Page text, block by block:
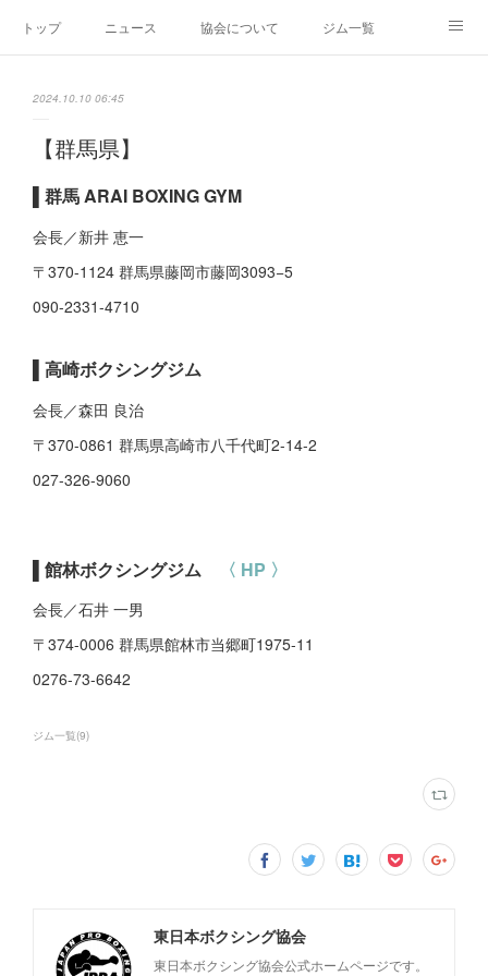
トップ ニュース 協会について ジム一覧
2024.10.10 06:45
【群馬県】
群馬 ARAI BOXING GYM
会長／新井 恵一
〒370-1124 群馬県藤岡市藤岡3093−5
090-2331-4710
▌高崎ボクシングジム
会長／森田 良治
〒370-0861 群馬県高崎市八千代町2-14-2
027-326-9060
▌館林ボクシングジム 〈 HP 〉
会長／石井 一男
〒374-0006 群馬県館林市当郷町1975-11
0276-73-6642
ジム一覧(9)
東日本ボクシング協会
東日本ボクシング協会公式ホームページです。